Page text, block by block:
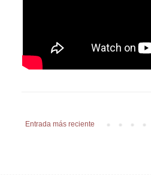
Entrada más reciente